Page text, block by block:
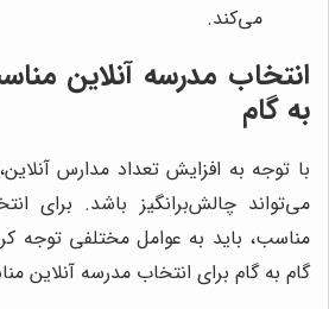
می‌کند.
انتخاب مدرسه آنلاین
به گام
با توجه به افزایش تعداد مدارس
می‌تواند چالش‌برانگیز باشد. برای
مناسب، باید به عوامل مختلفی توجه
گام به گام برای انتخاب مدرسه آنلاین